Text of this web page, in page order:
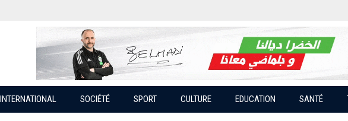
INTERNATIONAL SOCIÉTÉ SPORT CULTURE EDUCATION SANTÉ